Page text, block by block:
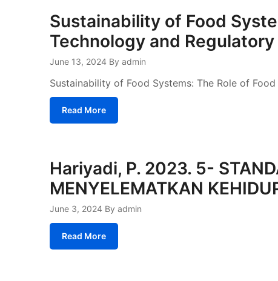
Sustainability of Food
Technology and
June 13, 2024 By admin
Sustainability of Food Systems: The Role of
Read More
Hariyadi, P. 2023. 5-
MENYELEMATKAN
June 3, 2024 By admin
Read More